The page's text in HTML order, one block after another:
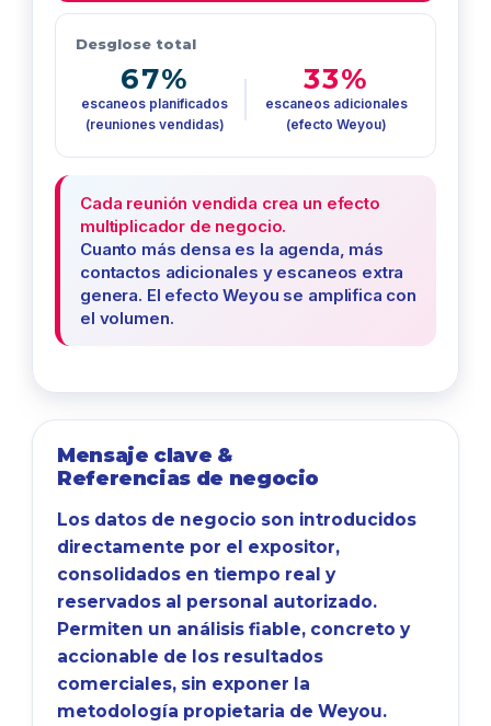
Desglose total
67%
escaneos planificados
(reuniones vendidas)
33%
escaneos adicionales
(efecto Weyou)
Cada reunión vendida crea un efecto
multiplicador de negocio.
Cuanto más densa es la agenda, más
contactos adicionales y escaneos extra
genera. El efecto Weyou se amplifica con
el volumen.
Mensaje clave &
Referencias de negocio
Los datos de negocio son introducidos
directamente por el expositor,
consolidados en tiempo real y
reservados al personal autorizado.
Permiten un análisis fiable, concreto y
accionable de los resultados
comerciales, sin exponer la
metodología propietaria de Weyou.